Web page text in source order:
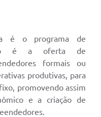
é o programa de
é a oferta de
formais ou
produtivas, para
promovendo assim
e a criação de